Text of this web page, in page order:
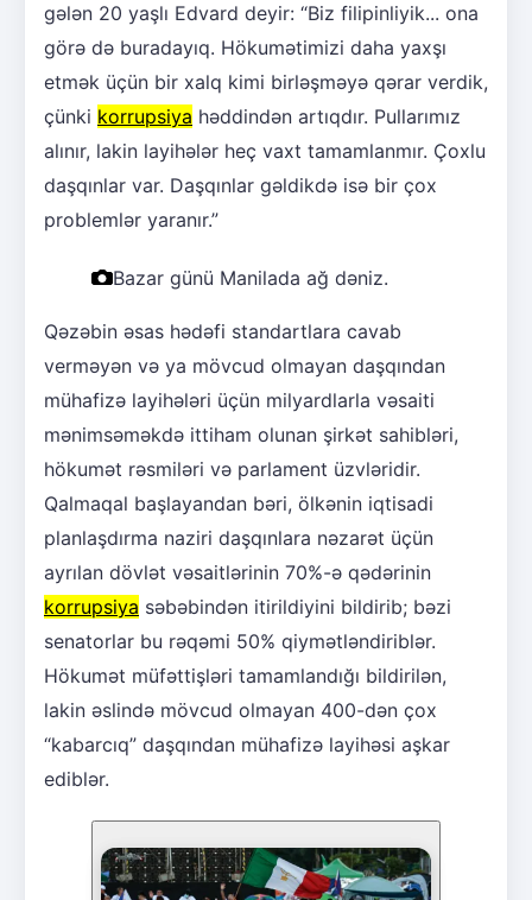
gələn 20 yaşlı Edvard deyir: “Biz filipinliyik... ona
görə də buradayıq. Hökumətimizi daha yaxşı
etmək üçün bir xalq kimi birləşməyə qərar verdik,
çünki korrupsiya həddindən artıqdır. Pullarımız
alınır, lakin layihələr heç vaxt tamamlanmır. Çoxlu
daşqınlar var. Daşqınlar gəldikdə isə bir çox
problemlər yaranır.”
Bazar günü Manilada ağ dəniz.
Qəzəbin əsas hədəfi standartlara cavab
verməyən və ya mövcud olmayan daşqından
mühafizə layihələri üçün milyardlarla vəsaiti
mənimsəməkdə ittiham olunan şirkət sahibləri,
hökumət rəsmiləri və parlament üzvləridir.
Qalmaqal başlayandan bəri, ölkənin iqtisadi
planlaşdırma naziri daşqınlara nəzarət üçün
ayrılan dövlət vəsaitlərinin 70%-ə qədərinin
korrupsiya səbəbindən itirildiyini bildirib; bəzi
senatorlar bu rəqəmi 50% qiymətləndiriblər.
Hökumət müfəttişləri tamamlandığı bildirilən,
lakin əslində mövcud olmayan 400-dən çox
“kabarcıq” daşqından mühafizə layihəsi aşkar
ediblər.